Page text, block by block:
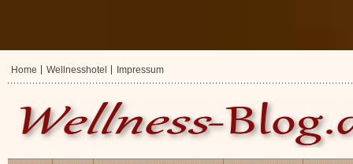
Home Wellnesshotel Impressum